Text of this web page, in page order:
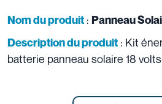
Nom du produit : Panneau
Description du produit : Kit
batterie panneau solaire 18 volts